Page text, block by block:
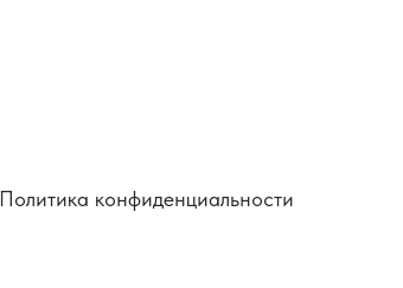
Политика конфиденциальности